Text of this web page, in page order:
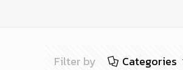
Filter by Categories